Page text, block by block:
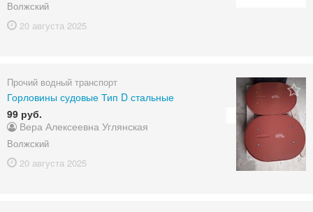
Волжский
20 августа 2025
Прочий водный транспорт
Горловины судовые Тип D стальные
99 руб.
Вера Алексеевна Углянская
Волжский
20 августа 2025